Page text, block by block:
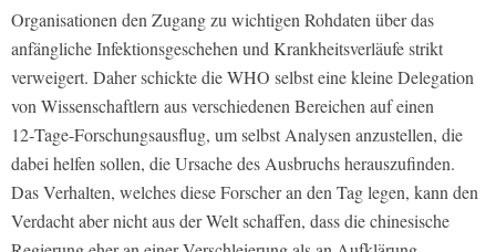
Organisationen den Zugang zu wichtigen Rohdaten über das
anfängliche Infektionsgeschehen und Krankheitsverläufe strikt
verweigert. Daher schickte die WHO selbst eine kleine Delegation
von Wissenschaftlern aus verschiedenen Bereichen auf einen
12‑Tage-Forschungsausflug, um selbst Analysen anzustellen, die
dabei helfen sollen, die Ursache des Ausbruchs herauszufinden.
Das Verhalten, welches diese Forscher an den Tag legen, kann den
Verdacht aber nicht aus der Welt schaffen, dass die chinesische